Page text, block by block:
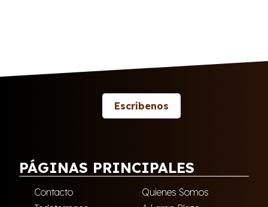
Escríbenos
PÁGINAS PRINCIPALES
Contacto
Quienes Somos